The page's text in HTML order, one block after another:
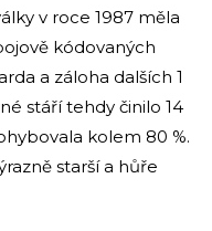
v roce 1987 měla
kódovaných
a záloha dalších 1
stáří tehdy činilo 14
kolem 80 %.
starší a hůře